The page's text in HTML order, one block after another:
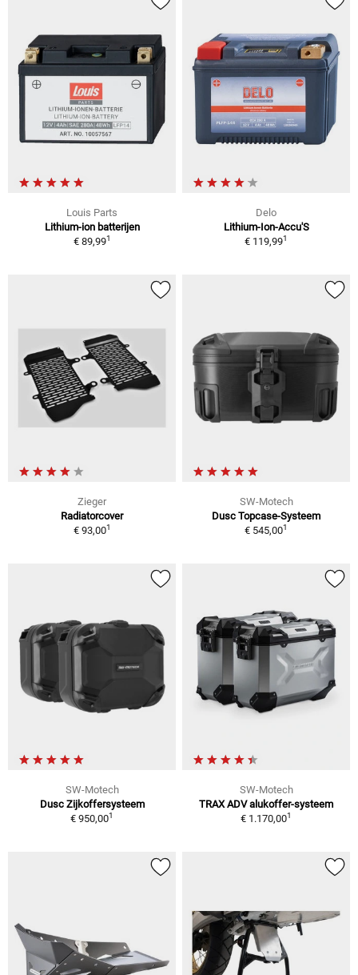
Louis Parts
Lithium-ion batterijen
€ 89,991
Delo
Lithium-Ion-Accu'S
€ 119,991
Zieger
Radiatorcover
€ 93,001
SW-Motech
Dusc Topcase-Systeem
€ 545,001
SW-Motech
Dusc Zijkoffersysteem
€ 950,001
SW-Motech
TRAX ADV alukoffer-systeem
€ 1.170,001